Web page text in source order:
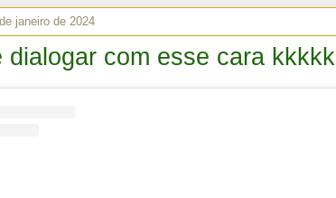
janeiro de 2024
dialogar com esse cara kkkkk